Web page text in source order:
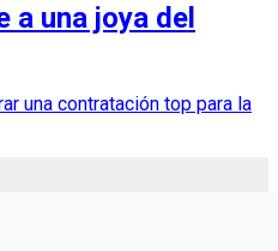
a una joya del
una contratación top para la